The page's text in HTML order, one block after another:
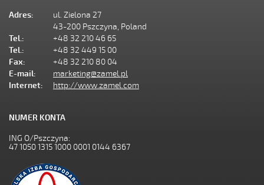
Adres:
ul. Zielona 27
43-200 Pszczyna, Poland
Tel.:
+48 32 210 46 65
Tel.:
+48 32 449 15 00
Fax:
+48 32 210 80 04
E-mail:
marketing@zamel.pl
Internet:
http://www.zamel.com
NUMER KONTA
ING O/Pszczyna:
47 1050 1315 1000 0001 0144 6367